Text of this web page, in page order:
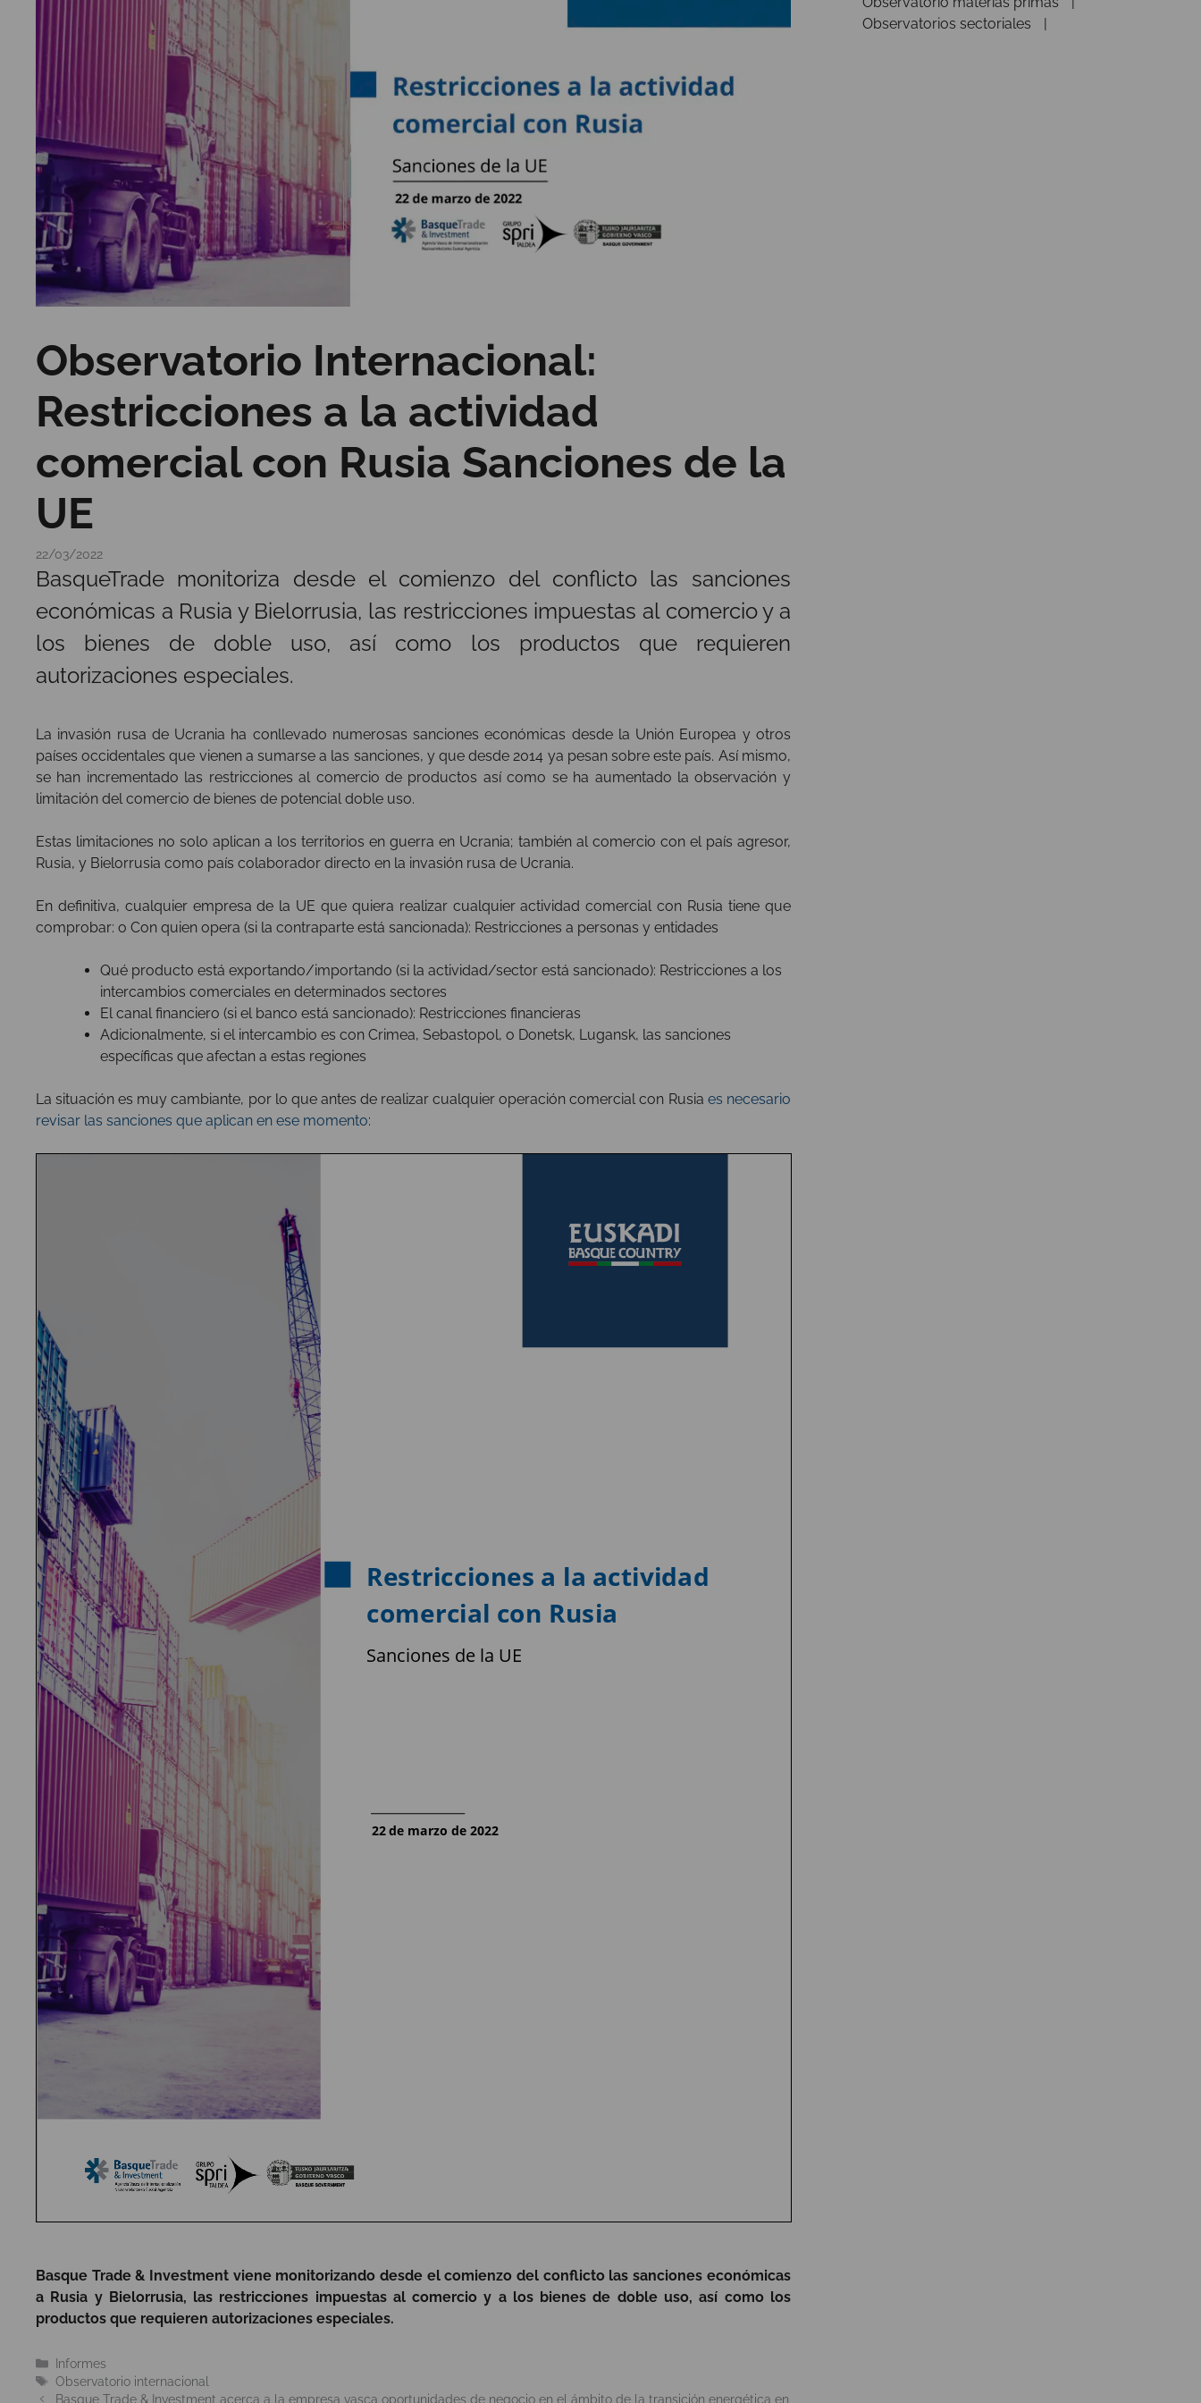
Observatorio Internacional:
Restricciones a la actividad
comercial con Rusia Sanciones de la
UE
22/03/2022
BasqueTrade monitoriza desde el comienzo del conflicto las sanciones
económicas a Rusia y Bielorrusia, las restricciones impuestas al comercio y a
los bienes de doble uso, así como los productos que requieren
autorizaciones especiales.
La invasión rusa de Ucrania ha conllevado numerosas sanciones económicas desde la Unión Europea y otros
países occidentales que vienen a sumarse a las sanciones, y que desde 2014 ya pesan sobre este país. Así mismo,
se han incrementado las restricciones al comercio de productos así como se ha aumentado la observación y
limitación del comercio de bienes de potencial doble uso.
Estas limitaciones no solo aplican a los territorios en guerra en Ucrania; también al comercio con el país agresor,
Rusia, y Bielorrusia como país colaborador directo en la invasión rusa de Ucrania.
En definitiva, cualquier empresa de la UE que quiera realizar cualquier actividad comercial con Rusia tiene que
comprobar: o Con quien opera (si la contraparte está sancionada): Restricciones a personas y entidades
Qué producto está exportando/importando (si la actividad/sector está sancionado): Restricciones a los
intercambios comerciales en determinados sectores
El canal financiero (si el banco está sancionado): Restricciones financieras
Adicionalmente, si el intercambio es con Crimea, Sebastopol, o Donetsk, Lugansk, las sanciones
específicas que afectan a estas regiones
La situación es muy cambiante, por lo que antes de realizar cualquier operación comercial con Rusia es necesario
revisar las sanciones que aplican en ese momento:
Basque Trade & Investment viene monitorizando desde el comienzo del conflicto las sanciones económicas
a Rusia y Bielorrusia, las restricciones impuestas al comercio y a los bienes de doble uso, así como los
productos que requieren autorizaciones especiales.
Categorías
Informes
Etiquetas
Observatorio internacional
Basque Trade & Investment acerca a la empresa vasca oportunidades de negocio en el ámbito de la transición energética en
Observatorios sectoriales